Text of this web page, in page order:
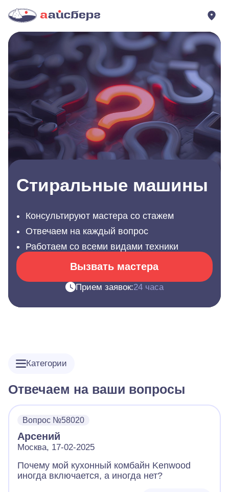
Стиральные машины
Консультируют мастера со стажем
Отвечаем на каждый вопрос
Работаем со всеми видами техники
Вызвать мастера
Прием заявок:24 часа
Категории
Отвечаем на ваши вопросы
Вопрос №58020
Арсений
Москва, 17-02-2025
Почему мой кухонный комбайн Kenwood
иногда включается, а иногда нет?